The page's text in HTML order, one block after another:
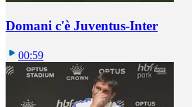
Domani c'è Juventus-Inter
00:59